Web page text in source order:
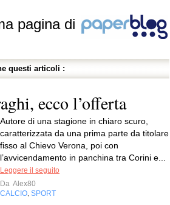
pagina di
questi articoli :
ecco l’offerta
Autore di una stagione in chiaro scuro,
caratterizzata da una prima parte da titolare
fisso al Chievo Verona, poi con
l’avvicendamento in panchina tra Corini e...
Leggere il seguito
Da Alex80
CALCIO SPORT